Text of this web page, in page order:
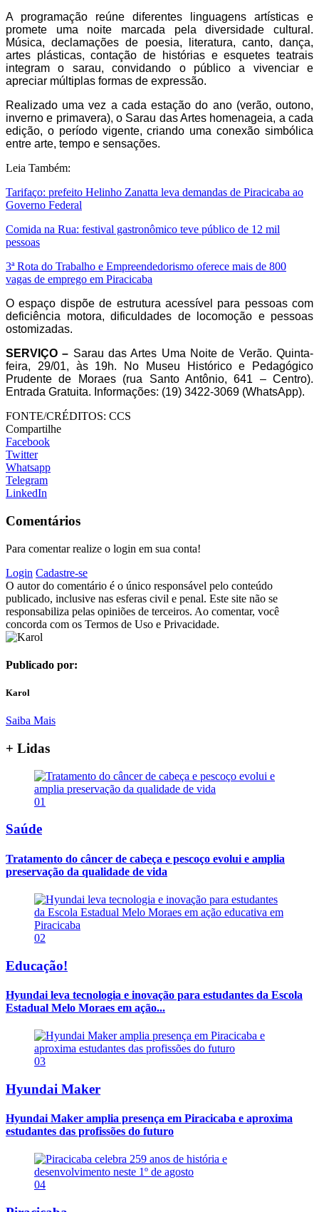
A programação reúne diferentes linguagens artísticas e
promete uma noite marcada pela diversidade cultural.
Música, declamações de poesia, literatura, canto, dança,
artes plásticas, contação de histórias e esquetes teatrais
integram o sarau, convidando o público a vivenciar e
apreciar múltiplas formas de expressão.
Realizado uma vez a cada estação do ano (verão, outono,
inverno e primavera), o Sarau das Artes homenageia, a cada
edição, o período vigente, criando uma conexão simbólica
entre arte, tempo e sensações.
Leia Também:
Tarifaço: prefeito Helinho Zanatta leva demandas de Piracicaba ao
Governo Federal
Comida na Rua: festival gastronômico teve público de 12 mil
pessoas
3ª Rota do Trabalho e Empreendedorismo oferece mais de 800
vagas de emprego em Piracicaba
O espaço dispõe de estrutura acessível para pessoas com
deficiência motora, dificuldades de locomoção e pessoas
ostomizadas.
SERVIÇO – Sarau das Artes Uma Noite de Verão. Quinta-
feira, 29/01, às 19h. No Museu Histórico e Pedagógico
Prudente de Moraes (rua Santo Antônio, 641 – Centro).
Entrada Gratuita. Informações: (19) 3422-3069 (WhatsApp).
FONTE/CRÉDITOS: CCS
Compartilhe
Facebook
Twitter
Whatsapp
Telegram
LinkedIn
Comentários
Para comentar realize o login em sua conta!
Login Cadastre-se
O autor do comentário é o único responsável pelo conteúdo
publicado, inclusive nas esferas civil e penal. Este site não se
responsabiliza pelas opiniões de terceiros. Ao comentar, você
concorda com os Termos de Uso e Privacidade.
Publicado por:
Karol
Saiba Mais
+ Lidas
01
Saúde
Tratamento do câncer de cabeça e pescoço evolui e amplia
preservação da qualidade de vida
02
Educação!
Hyundai leva tecnologia e inovação para estudantes da Escola
Estadual Melo Moraes em ação...
03
Hyundai Maker
Hyundai Maker amplia presença em Piracicaba e aproxima
estudantes das profissões do futuro
04